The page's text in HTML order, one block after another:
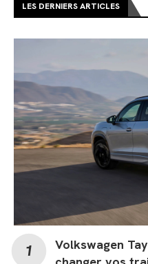
LES DERNIERS ARTICLES
Volkswagen